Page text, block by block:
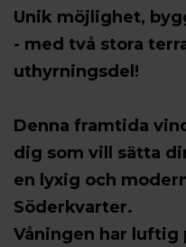
Unik möjlighet,
- med två stora
uthyrningsdel!
Denna framtida
dig som vill sätta
en lyxig och
Söderkvarter.
Våningen har luftig